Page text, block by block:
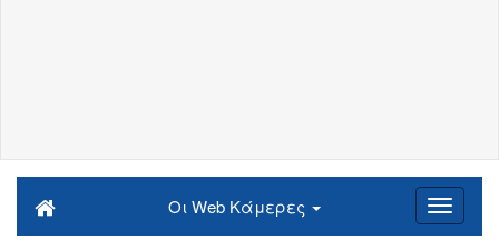
Οι Web Κάμερες